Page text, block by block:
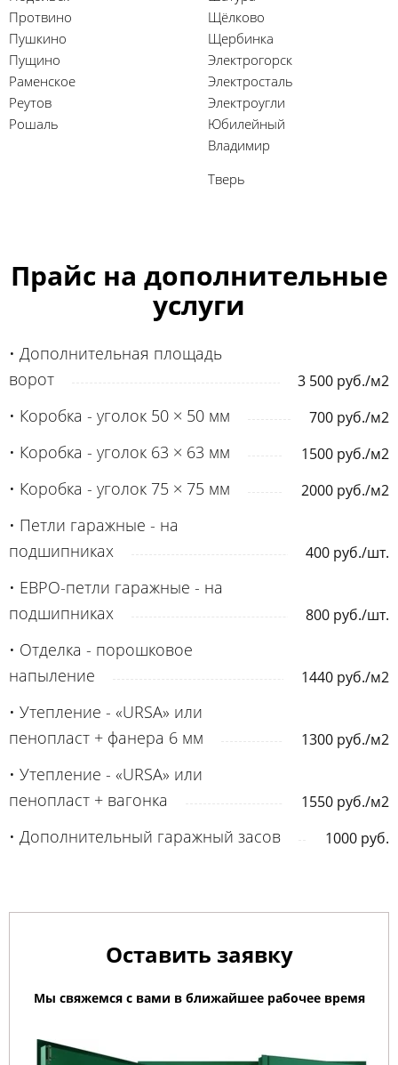
Протвино
Пушкино
Пущино
Раменское
Реутов
Рошаль
Щёлково
Щербинка
Электрогорск
Электросталь
Электроугли
Юбилейный
Владимир
Тверь
Прайс на дополнительные
услуги
• Дополнительная площадь
ворот
3 500 руб./м2
• Коробка - уголок 50 × 50 мм 700 руб./м2
• Коробка - уголок 63 × 63 мм 1500 руб./м2
• Коробка - уголок 75 × 75 мм 2000 руб./м2
• Петли гаражные - на
подшипниках
400 руб./шт.
• ЕВРО-петли гаражные - на
подшипниках
800 руб./шт.
• Отделка - порошковое
напыление
1440 руб./м2
• Утепление - «URSA» или
пенопласт + фанера 6 мм
1300 руб./м2
• Утепление - «URSA» или
пенопласт + вагонка
1550 руб./м2
• Дополнительный гаражный засов 1000 руб.
Оставить заявку
Мы свяжемся с вами в ближайшее рабочее время